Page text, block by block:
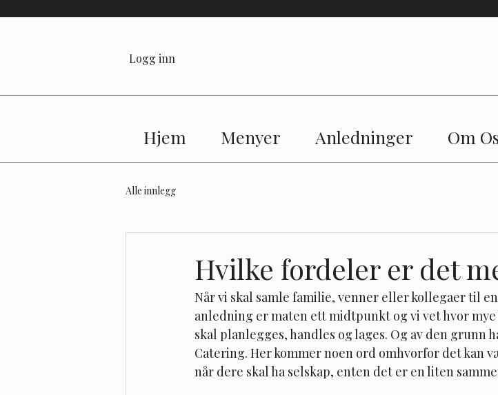
Logg inn
Hjem Menyer Anledninger Om
Alle innlegg
Hvilke fordeler er det
Når vi skal samle familie, venner eller kollegaer til
anledning er maten ett midtpunkt og vi vet hvor
skal planlegges, handles og lages. Og av den grunn
Catering. Her kommer noen ord omhvorfor det kan
når dere skal ha selskap, enten det er en liten